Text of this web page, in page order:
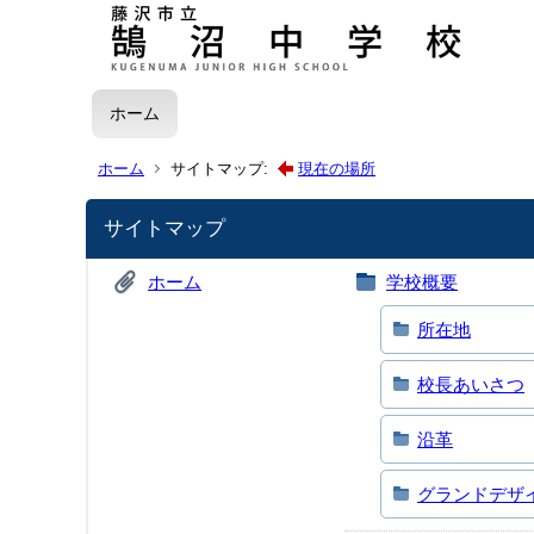
ホーム
ホーム サイトマップ: 現在の場所
サイトマップ
ホーム 学校概要
所在地
校長あいさつ
沿革
グランドデザ